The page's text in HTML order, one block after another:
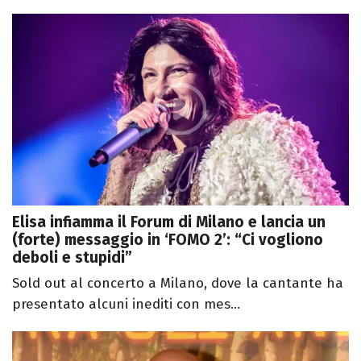
Elisa infiamma il Forum di Milano e lancia un
(forte) messaggio in ‘FOMO 2’: “Ci vogliono
deboli e stupidi”
Sold out al concerto a Milano, dove la cantante ha
presentato alcuni inediti con mes...